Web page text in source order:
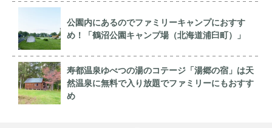
公園内にあるのでファミリーキャンプにおすす
め！「鶴沼公園キャンプ場（北海道浦臼町）」
寿都温泉ゆべつの湯のコテージ「湯郷の宿」は天
然温泉に無料で入り放題でファミリーにもおすす
め